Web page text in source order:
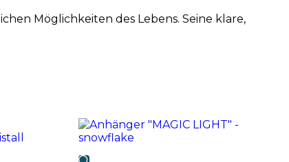
Möglichkeiten des Lebens. Seine klare,